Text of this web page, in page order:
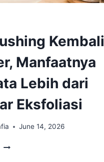
Kembali
Manfaatnya
Lebih dari
Eksfoliasi
June 14, 2026
DRY